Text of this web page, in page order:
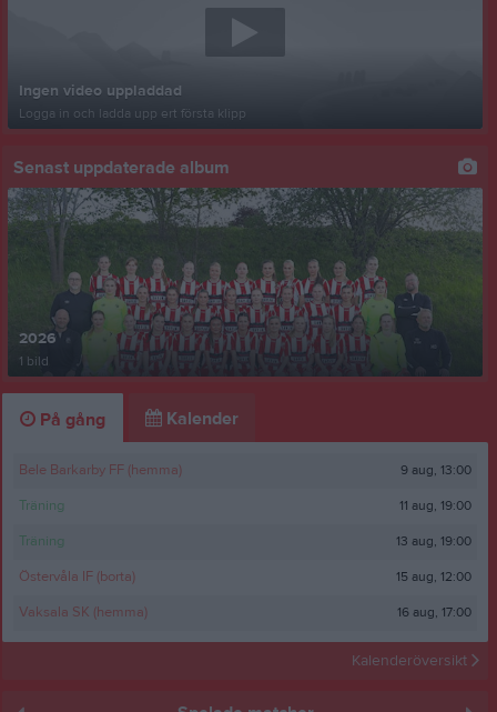
Ingen video uppladdad
Logga in och ladda upp ert första klipp
Senast uppdaterade album
2026
1 bild
På gång Kalender
Bele Barkarby FF (hemma) 9 aug, 13:00
Träning 11 aug, 19:00
Träning 13 aug, 19:00
Östervåla IF (borta) 15 aug, 12:00
Vaksala SK (hemma) 16 aug, 17:00
Kalenderöversikt